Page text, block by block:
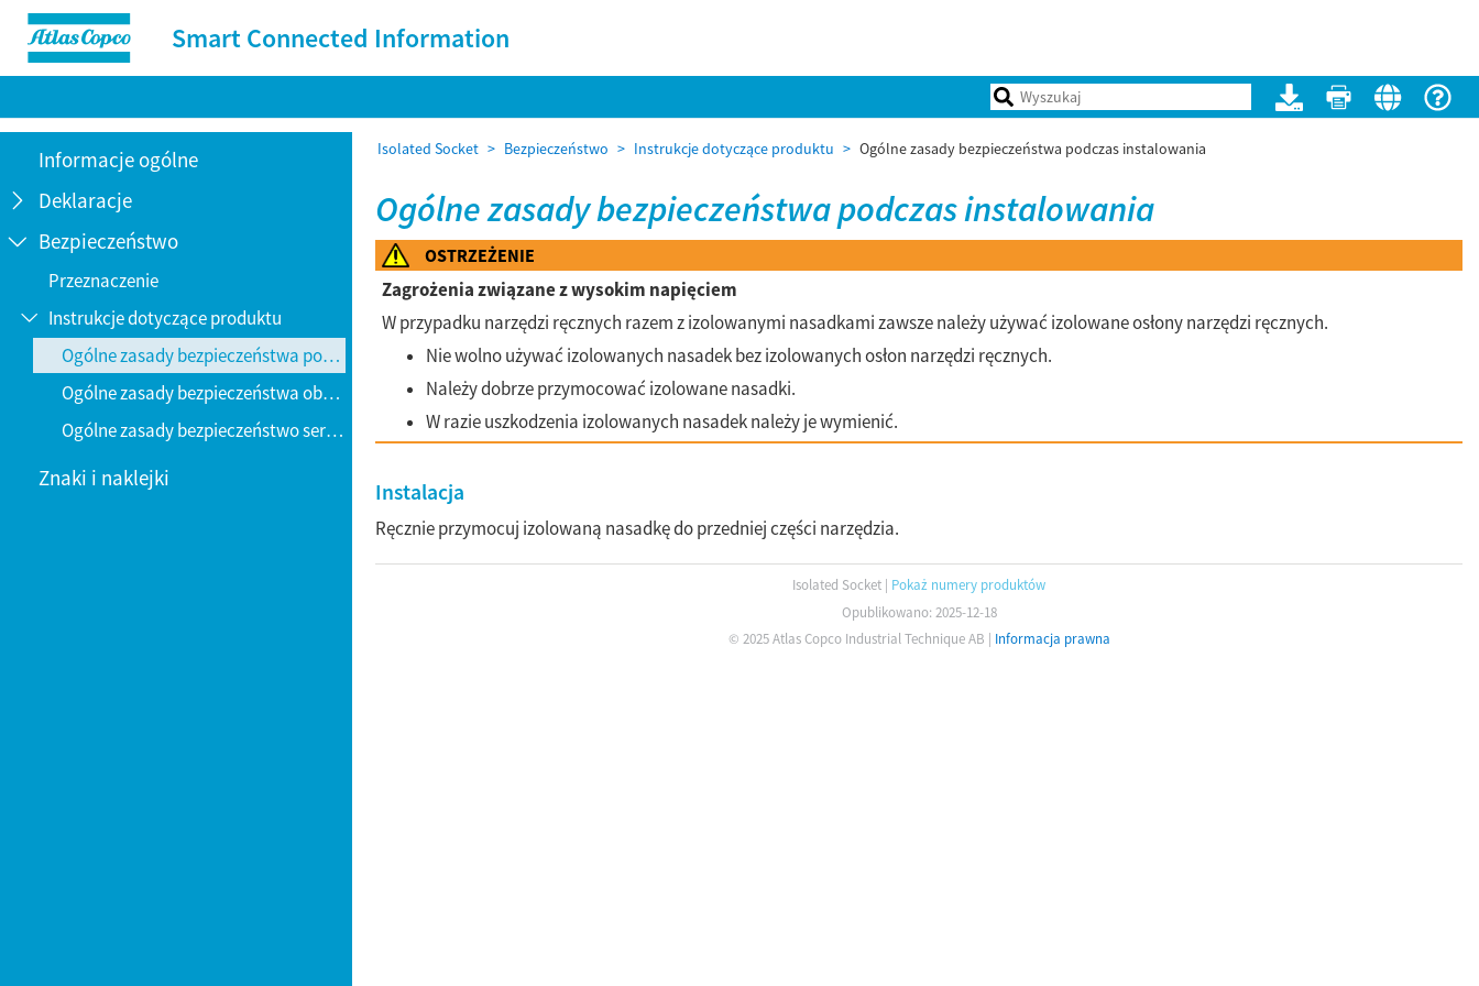
Informacje ogólne
 Deklaracje
 Bezpieczeństwo
Przeznaczenie

Instrukcje dotyczące produktu
Ogólne zasady bezpieczeństwa podczas instalowania
Ogólne zasady bezpieczeństwa obsługi
Ogólne zasady bezpieczeństwo serwisu i konserwacji
Znaki i naklejki
Isolated Socket Bezpieczeństwo Instrukcje dotyczące produktu Ogólne zasady bezpieczeństwa podczas instalowania
Ogólne zasady bezpieczeństwa podczas instalowania
OSTRZEŻENIE
Zagrożenia związane z wysokim napięciem
W przypadku narzędzi ręcznych razem z izolowanymi nasadkami zawsze należy używać izolowane osłony narzędzi ręcznych.
Nie wolno używać izolowanych nasadek bez izolowanych osłon narzędzi ręcznych.
Należy dobrze przymocować izolowane nasadki.
W razie uszkodzenia izolowanych nasadek należy je wymienić.
Instalacja
Ręcznie przymocuj izolowaną nasadkę do przedniej części narzędzia.
Isolated Socket | Pokaż numery produktów
Opublikowano: 2025-12-18
© 2025 Atlas Copco Industrial Technique AB | Informacja prawna
Smart Connected Information